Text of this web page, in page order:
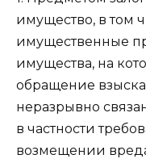
имущество, в том
имущественные
имущества, на
обращение
неразрывно
в частности
возмещении